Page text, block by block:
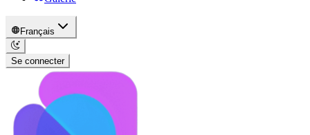
Français
Se connecter